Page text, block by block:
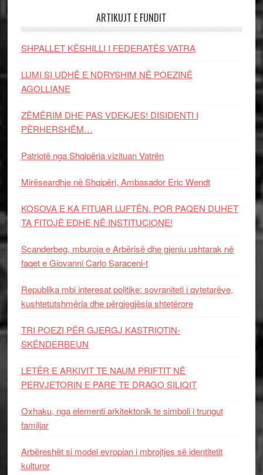
ARTIKUJT E FUNDIT
SHPALLET KËSHILLI I FEDERATËS VATRA
LUMI SI UDHË E NDRYSHIM NË POEZINË
AGOLLIANE
ZËMËRIM DHE PAS VDEKJES! DISIDENTI I
PËRHERSHËM…
Patriotë nga Shqipëria vizituan Vatrën
Mirëseardhje në Shqipëri, Ambasador Eric Wendt
KOSOVA E KA FITUAR LUFTËN, POR PAQEN DUHET
TA FITOJË EDHE NË INSTITUCIONE!
Scanderbeg, mburoja e Arbërisë dhe gjeniu ushtarak në
faqet e Giovanni Carlo Saraceni-t
Republika mbi interesat politike: sovraniteti i qytetarëve,
kushtetutshmëria dhe përgjegjësia shtetërore
TRI POEZI PËR GJERGJ KASTRIOTIN-
SKËNDERBEUN
LETËR E ARKIVIT TE NAUM PRIFTIT NË
PERVJETORIN E PARE TE DRAGO SILIQIT
Oxhaku, nga elementi arkitektonik te simboli i trungut
familjar
Arbëreshët si model evropian i mbrojtjes së identitetit
kulturor